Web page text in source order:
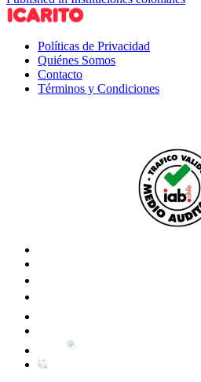
Políticas de Privacidad
Quiénes Somos
Contacto
Términos y Condiciones